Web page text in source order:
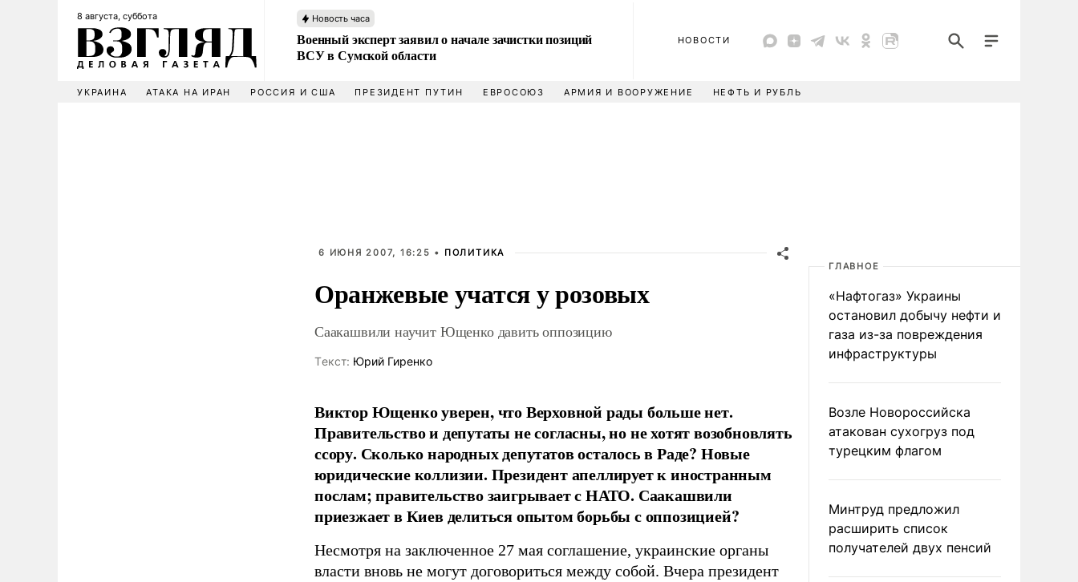
8 августа, суббота Новость часа
Военный эксперт заявил о начале зачистки позиций
ВСУ в Сумской области
НОВОСТИ
УКРАИНА АТАКА НА ИРАН РОССИЯ И США ПРЕЗИДЕНТ ПУТИН ЕВРОСОЮЗ АРМИЯ И ВООРУЖЕНИЕ НЕФТЬ И РУБЛЬ
6 ИЮНЯ 2007, 16:25 • ПОЛИТИКА
Оранжевые учатся у розовых
Саакашвили научит Ющенко давить оппозицию
Tекст: Юрий Гиренко
Виктор Ющенко уверен, что Верховной рады больше нет.
Правительство и депутаты не согласны, но не хотят возобновлять
ссору. Сколько народных депутатов осталось в Раде? Новые
юридические коллизии. Президент апеллирует к иностранным
послам; правительство заигрывает с НАТО. Саакашвили
приезжает в Киев делиться опытом борьбы с оппозицией?
Несмотря на заключенное 27 мая соглашение, украинские органы
власти вновь не могут договориться между собой. Вчера президент
ГЛАВНОЕ
«Нафтогаз» Украины
остановил добычу нефти и
газа из-за повреждения
инфраструктуры
Возле Новороссийска
атакован сухогруз под
турецким флагом
Минтруд предложил
расширить список
получателей двух пенсий